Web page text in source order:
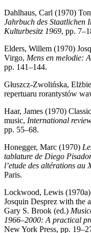
Dahlhaus, Carl (1970)
Jahrbuch des Staatlichen
Kulturbesitz 1969, pp.
Elders, Willem (1970)
Virgo, Mens en melodie:
pp. 141–144.
Głuszcz-Zwolińska,
repertuaru rorantystów
Haar, James (1970)
music, International
pp. 55–68.
Honegger, Marc (1970)
tablature de Diego
l’etude des altérations au
Paris.
Lockwood, Lewis
Josquin Desprez with the
Gary S. Brook (ed.)
1966–2000: A practical
New York Press, pp.